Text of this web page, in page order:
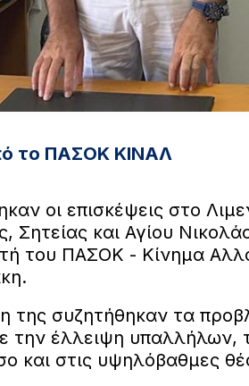
το ΠΑΣΟΚ ΚΙΝΑΛ
οι επισκέψεις στο
Σητείας και Αγίου
του ΠΑΣΟΚ - Κίνημα
της συζητήθηκαν τα
την έλλειψη υπαλλήλων,
και στις υψηλόβαθμες